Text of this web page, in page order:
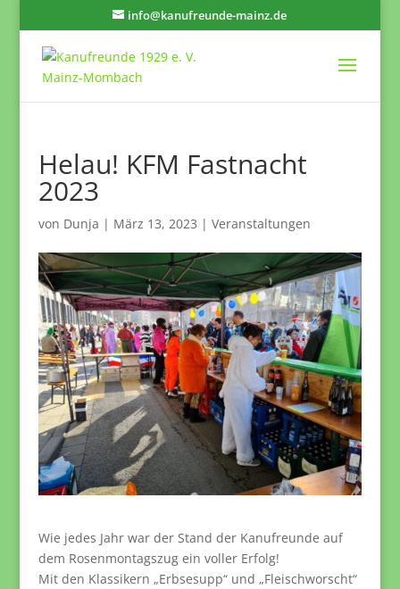
info@kanufreunde-mainz.de
Helau! KFM Fastnacht
2023
von Dunja | März 13, 2023 | Veranstaltungen
Wie jedes Jahr war der Stand der Kanufreunde auf
dem Rosenmontagszug ein voller Erfolg!
Mit den Klassikern „Erbsesupp“ und „Fleischworscht“